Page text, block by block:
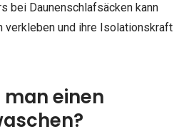
bei Daunenschlafsäcken kann
verkleben und ihre Isolationskraft
einen